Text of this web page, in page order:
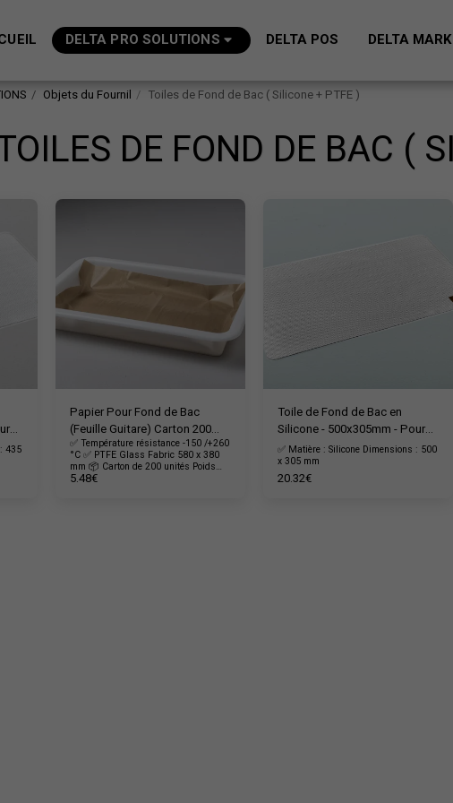
DELTA PRO SOLUTIONS DELTA POS DELTA
Objets du Fournil Toiles de Fond de Bac ( Silicone + PTFE )
DE FOND DE BAC (
435
Papier Pour Fond de Bac
(Feuille Guitare) Carton 200
unités - SIL003
✅ Température résistance -150 /+260
°C ✅ PTFE Glass Fabric 580 x 380
mm 📦 Carton de 200 unités Poids
19kgs
5.48€
Toile de Fond de Bac en
Silicone - 500x305mm - Pour
Bac 10L - SIL002
✅ Matière : Silicone Dimensions : 500
x 305 mm
20.32€